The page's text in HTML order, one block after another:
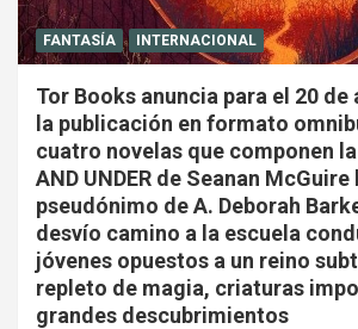
FANTASÍA INTERNACIONAL
Tor Books anuncia para el 20 de
la publicación en formato
cuatro novelas que componen la
AND UNDER de Seanan McGuire
pseudónimo de A. Deborah
desvío camino a la escuela
jóvenes opuestos a un reino
repleto de magia, criaturas
grandes descubrimientos